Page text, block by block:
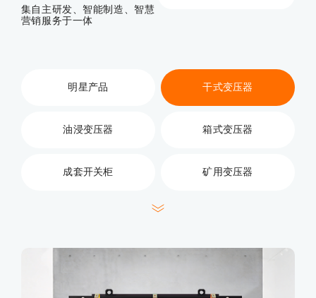
集自主研发、智能制造、智慧
营销服务于一体
明星产品 干式变压器
油浸变压器 箱式变压器
成套开关柜 矿用变压器